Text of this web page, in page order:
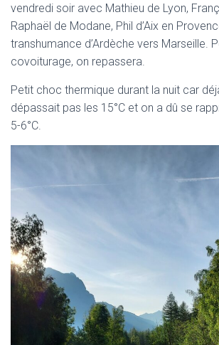
vendredi soir avec Mathieu de Lyon,
Raphaël de Modane, Phil d’Aix en
transhumance d’Ardèche vers Marseille.
covoiturage, on repassera.
Petit choc thermique durant la nuit car
dépassait pas les 15°C et on a dû se
5-6°C.